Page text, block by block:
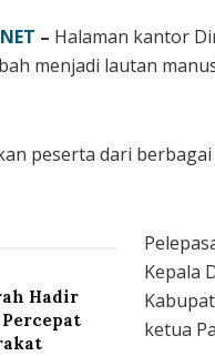
– Halaman kantor
menjadi lautan
peserta dari
Hadir
Kepala
ketua